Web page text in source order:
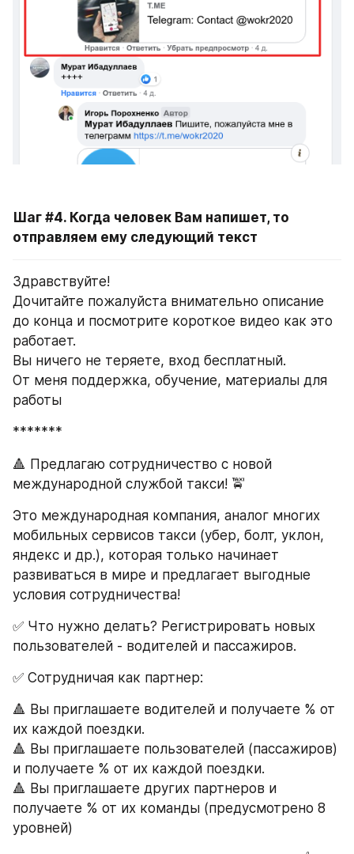
Шаг #4. Когда человек Вам напишет, то
отправляем ему следующий текст
Здравствуйте!
Дочитайте пожалуйста внимательно описание
до конца и посмотрите короткое видео как это
работает.
Вы ничего не теряете, вход бесплатный.
От меня поддержка, обучение, материалы для
работы
*******
🔺 Предлагаю сотрудничество с новой
международной службой такси! 🚖
Это международная компания, аналог многих
мобильных сервисов такси (убер, болт, уклон,
яндекс и др.), которая только начинает
развиваться в мире и предлагает выгодные
условия сотрудничества!
✅ Что нужно делать? Регистрировать новых
пользователей - водителей и пассажиров.
✅ Сотрудничая как партнер:
🔺 Вы приглашаете водителей и получаете % от
их каждой поездки.
🔺 Вы приглашаете пользователей (пассажиров)
и получаете % от их каждой поездки.
🔺 Вы приглашаете других партнеров и
получаете % от их команды (предусмотрено 8
уровней)